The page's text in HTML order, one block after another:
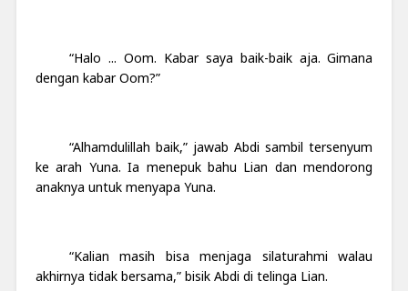
“Halo ... Oom. Kabar saya baik-baik aja. Gimana
dengan kabar Oom?”
“Alhamdulillah baik,” jawab Abdi sambil tersenyum
ke arah Yuna. Ia menepuk bahu Lian dan mendorong
anaknya untuk menyapa Yuna.
“Kalian masih bisa menjaga silaturahmi walau
akhirnya tidak bersama,” bisik Abdi di telinga Lian.